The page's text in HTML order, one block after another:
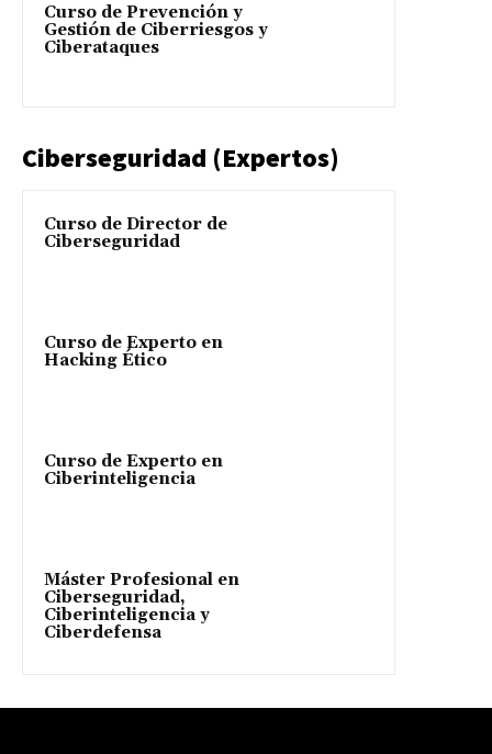
Curso de Prevención y
Gestión de Ciberriesgos y
Ciberataques
Ciberseguridad (Expertos)
Curso de Director de
Ciberseguridad
Curso de Experto en
Hacking Ético
Curso de Experto en
Ciberinteligencia
Máster Profesional en
Ciberseguridad,
Ciberinteligencia y
Ciberdefensa